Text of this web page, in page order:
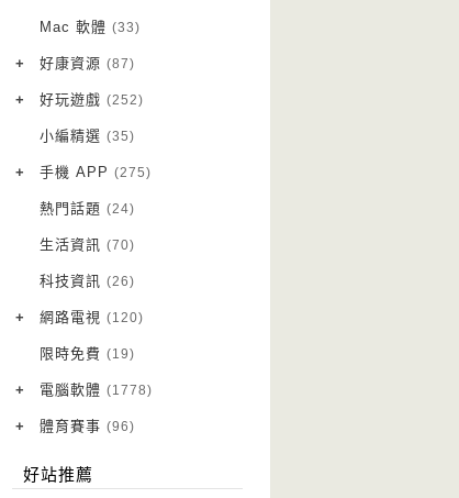
Mac 軟體 (33)
+ 好康資源 (87)
VPN 翻牆
免費資源
字體下載
網站推薦
+ 好玩遊戲 (252)
Android 遊戲
iOS 遊戲
網頁遊戲
電腦遊戲
小編精選 (35)
+ 手機 APP (275)
Android 軟體
iOS 軟體
Root 相關
越獄JB
熱門話題 (24)
生活資訊 (70)
科技資訊 (26)
+ 網路電視 (120)
電視影集
電視節目
限時免費 (19)
+ 電腦軟體 (1778)
作業系統
優化軟體 (38)
+ 體育賽事 (96)
好站推薦